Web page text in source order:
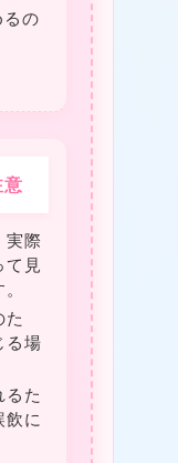
るの
実際
て見
た
る場
るた
飲に